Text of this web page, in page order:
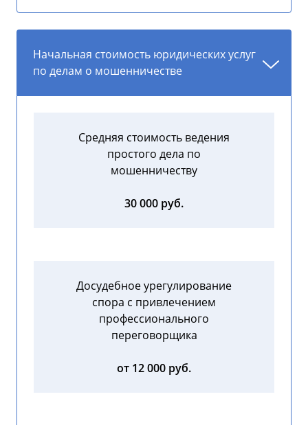
Начальная стоимость юридических услуг
по делам о мошенничестве
Средняя стоимость ведения
простого дела по
мошенничеству
30 000 руб.
Досудебное урегулирование
спора с привлечением
профессионального
переговорщика
от 12 000 руб.